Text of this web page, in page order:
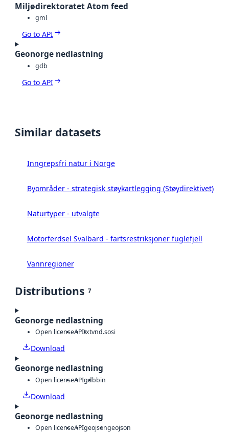
Miljødirektoratet Atom feed
gml
Go to API
Geonorge nedlastning
gdb
Go to API
Similar datasets
Inngrepsfri natur i Norge
Byområder - strategisk støykartlegging (Støydirektivet)
Naturtyper - utvalgte
Motorferdsel Svalbard - fartsrestriksjoner fuglefjell
Vannregioner
Distributions 7
Geonorge nedlastning
Open licenseAPItxtvnd.sosi
Download
Geonorge nedlastning
Open licenseAPIgdbbin
Download
Geonorge nedlastning
Open licenseAPIgeojsongeojson